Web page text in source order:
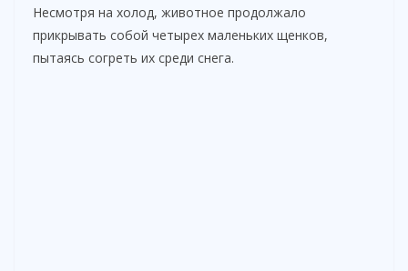
Несмотря на холод, животное продолжало
прикрывать собой четырех маленьких щенков,
пытаясь согреть их среди снега.